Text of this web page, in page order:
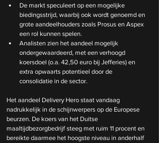
De markt speculeert op een mogelijke
biedingsstrijd, waarbij ook wordt genoemd en
grote aandeelhouders zoals Prosus en Aspex
een rol kunnen spelen.
Analisten zien het aandeel mogelijk
ondergewaardeerd, met een verhoogd
koersdoel (o.a. 42,50 euro bij Jefferies) en
extra opwaarts potentieel door de
consolidatie in de sector.
Het aandeel Delivery Hero staat vandaag
nadrukkelijk in de schijnwerpers op de Europese
beurzen. De koers van het Duitse
maaltijdbezorgbedrijf steeg met ruim 11 procent en
bereikte daarmee het hoogste niveau in anderhalf